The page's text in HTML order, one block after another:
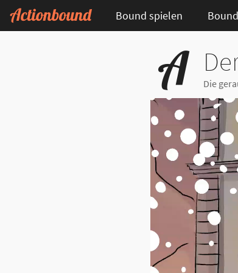
Bound spielen
Die